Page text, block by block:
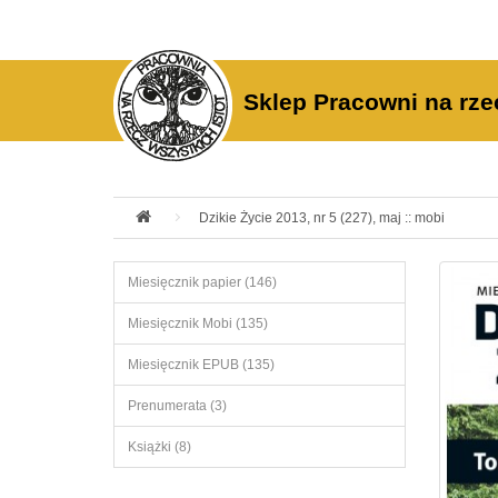
Sklep Pracowni na
Dzikie Życie 2013, nr 5 (227), maj :: mobi
Miesięcznik papier (146)
Miesięcznik Mobi (135)
Miesięcznik EPUB (135)
Prenumerata (3)
Książki (8)